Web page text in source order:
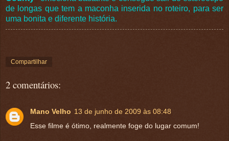
de longas que tem a maconha inserida no roteiro, para ser
uma bonita e diferente história.
Compartilhar
2 comentários:
Mano Velho 13 de junho de 2009 às 08:48
Esse filme é ótimo, realmente foge do lugar comum!